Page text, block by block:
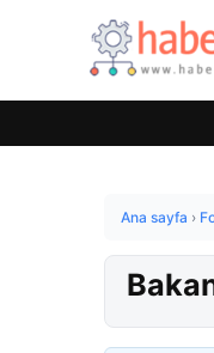
Ana sayfa ›